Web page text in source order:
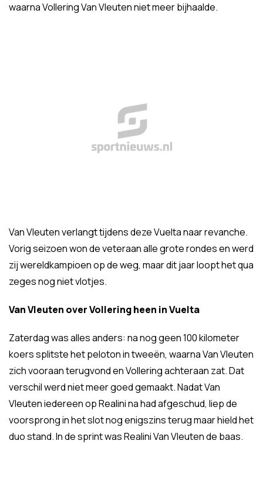
waarna Vollering Van Vleuten niet meer bijhaalde.
Van Vleuten verlangt tijdens deze Vuelta naar revanche.
Vorig seizoen won de veteraan alle grote rondes en werd
zij wereldkampioen op de weg, maar dit jaar loopt het qua
zeges nog niet vlotjes.
Van Vleuten over Vollering heen in Vuelta
Zaterdag was alles anders: na nog geen 100 kilometer
koers splitste het peloton in tweeën, waarna Van Vleuten
zich vooraan terugvond en Vollering achteraan zat. Dat
verschil werd niet meer goed gemaakt. Nadat Van
Vleuten iedereen op Realini na had afgeschud, liep de
voorsprong in het slot nog enigszins terug maar hield het
duo stand. In de sprint was Realini Van Vleuten de baas.